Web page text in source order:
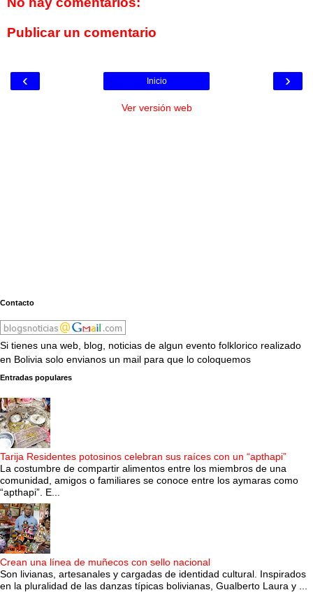
Publicar un comentario
‹ ›
Inicio
Ver versión web
Contacto
Si tienes una web, blog, noticias de algun evento folklorico realizado
en Bolivia solo envianos un mail para que lo coloquemos
Entradas populares
Tarija Residentes potosinos celebran sus raíces con un “apthapi”
La costumbre de compartir alimentos entre los miembros de una
comunidad, amigos o familiares se conoce entre los aymaras como
“apthapi”. E...
Crean una línea de muñecos con sello nacional
Son livianas, artesanales y cargadas de identidad cultural. Inspirados
en la pluralidad de las danzas típicas bolivianas, Gualberto Laura y ...